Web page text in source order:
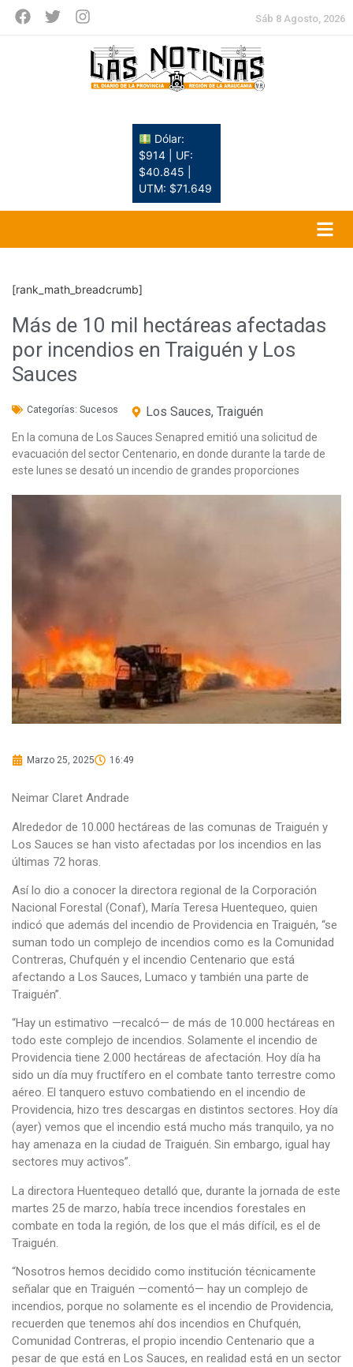
Sáb 8 Agosto, 2026
Dólar:
$914 | UF:
$40.845 |
UTM: $71.649
[rank_math_breadcrumb]
Más de 10 mil hectáreas afectadas
por incendios en Traiguén y Los
Sauces
Categorías: Sucesos Los Sauces, Traiguén
En la comuna de Los Sauces Senapred emitió una solicitud de
evacuación del sector Centenario, en donde durante la tarde de
este lunes se desató un incendio de grandes proporciones
Marzo 25, 2025 16:49
Neimar Claret Andrade
Alrededor de 10.000 hectáreas de las comunas de Traiguén y
Los Sauces se han visto afectadas por los incendios en las
últimas 72 horas.
Así lo dio a conocer la directora regional de la Corporación
Nacional Forestal (Conaf), María Teresa Huentequeo, quien
indicó que además del incendio de Providencia en Traiguén, “se
suman todo un complejo de incendios como es la Comunidad
Contreras, Chufquén y el incendio Centenario que está
afectando a Los Sauces, Lumaco y también una parte de
Traiguén”.
“Hay un estimativo —recalcó— de más de 10.000 hectáreas en
todo este complejo de incendios. Solamente el incendio de
Providencia tiene 2.000 hectáreas de afectación. Hoy día ha
sido un día muy fructífero en el combate tanto terrestre como
aéreo. El tanquero estuvo combatiendo en el incendio de
Providencia, hizo tres descargas en distintos sectores. Hoy día
(ayer) vemos que el incendio está mucho más tranquilo, ya no
hay amenaza en la ciudad de Traiguén. Sin embargo, igual hay
sectores muy activos”.
La directora Huentequeo detalló que, durante la jornada de este
martes 25 de marzo, había trece incendios forestales en
combate en toda la región, de los que el más difícil, es el de
Traiguén.
“Nosotros hemos decidido como institución técnicamente
señalar que en Traiguén —comentó— hay un complejo de
incendios, porque no solamente es el incendio de Providencia,
recuerden que tenemos ahí dos incendios en Chufquén,
Comunidad Contreras, el propio incendio Centenario que a
pesar de que está en Los Sauces, en realidad está en un sector